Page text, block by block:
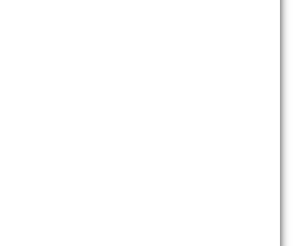
trabalho
Ciências
mercado de